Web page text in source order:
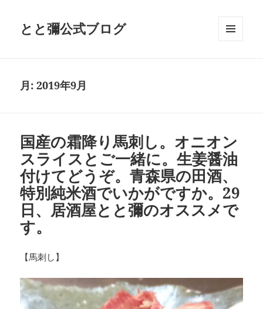
とと彌公式ブログ
月:2019年9月
国産の霜降り馬刺し。オニオン
スライスとご一緒に。生姜醤油
付けてどうぞ。青森県の田酒、
特別純米酒でいかがですか。29
日、居酒屋とと彌のオススメで
す。
【馬刺し】